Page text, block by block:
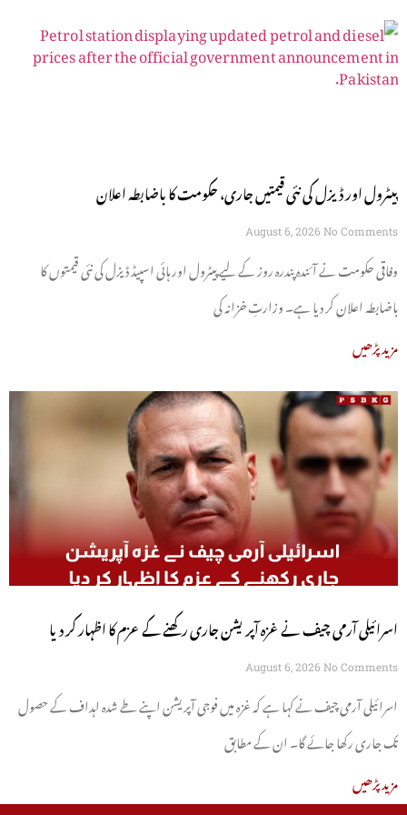
پیٹرول اور ڈیزل کی نئی قیمتیں جاری، حکومت کا باضابطہ اعلان
August 6, 2026 No Comments
وفاقی حکومت نے آئندہ پندرہ روز کے لیے پیٹرول اور ہائی اسپیڈ ڈیزل کی نئی قیمتوں کا
باضابطہ اعلان کر دیا ہے۔ وزارتِ خزانہ کی
مزید پڑھیں
اسرائیلی آرمی چیف نے غزہ آپریشن جاری رکھنے کے عزم کا اظہار کر دیا
August 6, 2026 No Comments
اسرائیلی آرمی چیف نے کہا ہے کہ غزہ میں فوجی آپریشن اپنے طے شدہ اہداف کے حصول
تک جاری رکھا جائے گا۔ ان کے مطابق
مزید پڑھیں